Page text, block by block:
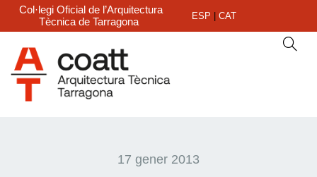
Col·legi Oficial de l’Arquitectura
Tècnica de Tarragona
ESP CAT
17 gener 2013